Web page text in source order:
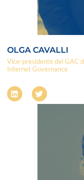
OLGA CAVALLI
Vice-presidente del GAC
Internet Governance